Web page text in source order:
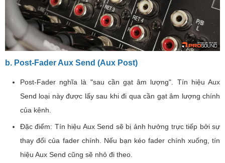
b. Post-Fader Aux Send (Aux Post)
Post-Fader nghĩa là "sau cần gạt âm lượng". Tín hiệu Aux
Send loại này được lấy sau khi đi qua cần gạt âm lượng chính
của kênh.
Đặc điểm: Tín hiệu Aux Send sẽ bị ảnh hưởng trực tiếp bởi sự
thay đổi của fader chính. Nếu bạn kéo fader chính xuống, tín
hiệu Aux Send cũng sẽ nhỏ đi theo.